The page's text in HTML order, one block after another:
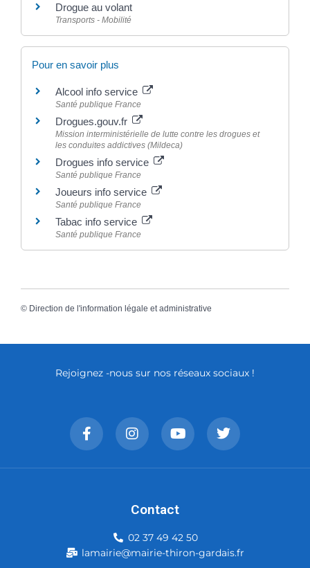
Drogue au volant
Transports - Mobilité
Pour en savoir plus
Alcool info service
Santé publique France
Drogues.gouv.fr
Mission interministérielle de lutte contre les drogues et
les conduites addictives (Mildeca)
Drogues info service
Santé publique France
Joueurs info service
Santé publique France
Tabac info service
Santé publique France
© Direction de l'information légale et administrative
Rejoignez -nous sur nos réseaux sociaux !
Contact
02 37 49 42 50
lamairie@mairie-thiron-gardais.fr